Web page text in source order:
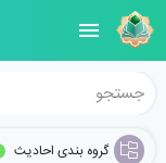
گروه بندی احادیث